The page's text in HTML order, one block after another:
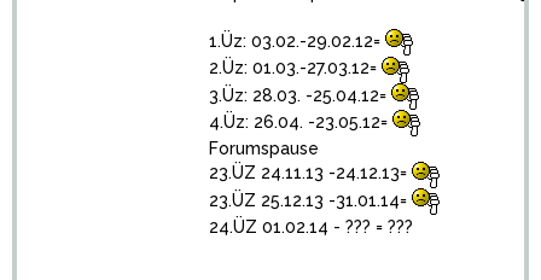
1.Üz: 03.02.-29.02.12=
2.Üz: 01.03.-27.03.12=
3.Üz: 28.03. -25.04.12=
4.Üz: 26.04. -23.05.12=
Forumspause
23.ÜZ 24.11.13 -24.12.13=
23.ÜZ 25.12.13 -31.01.14=
24.ÜZ 01.02.14 - ??? = ???